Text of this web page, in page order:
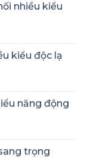
nhiều kiểu
kiểu độc lạ
năng động
trọng